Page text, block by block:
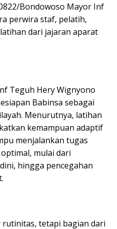
Bondowoso Mayor Inf
perwira staf, pelatih,
dari jajaran aparat
Teguh Hery Wignyono
Babinsa sebagai
Menurutnya, latihan
kemampuan adaptif
menjalankan tugas
mulai dari
hingga pencegahan
rutinitas, tetapi bagian dari